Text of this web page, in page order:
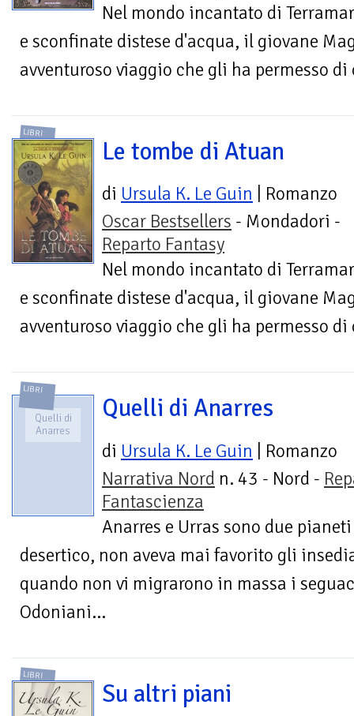
Nel mondo incantato di
e sconfinate distese d'acqua, il giovane
avventuroso viaggio che gli ha permesso
LIBRI
Le tombe di Atuan
di Ursula K. Le Guin | Romanzo
Oscar Bestsellers - Mondadori -
Reparto Fantasy
Nel mondo incantato di
e sconfinate distese d'acqua, il giovane
avventuroso viaggio che gli ha permesso
LIBRI
Quelli di
Anarres
Quelli di Anarres
di Ursula K. Le Guin | Romanzo
Narrativa Nord n. 43 - Nord -
Fantascienza
Anarres e Urras sono due
desertico, non aveva mai favorito gli
quando non vi migrarono in massa i
Odoniani...
LIBRI
Su altri piani